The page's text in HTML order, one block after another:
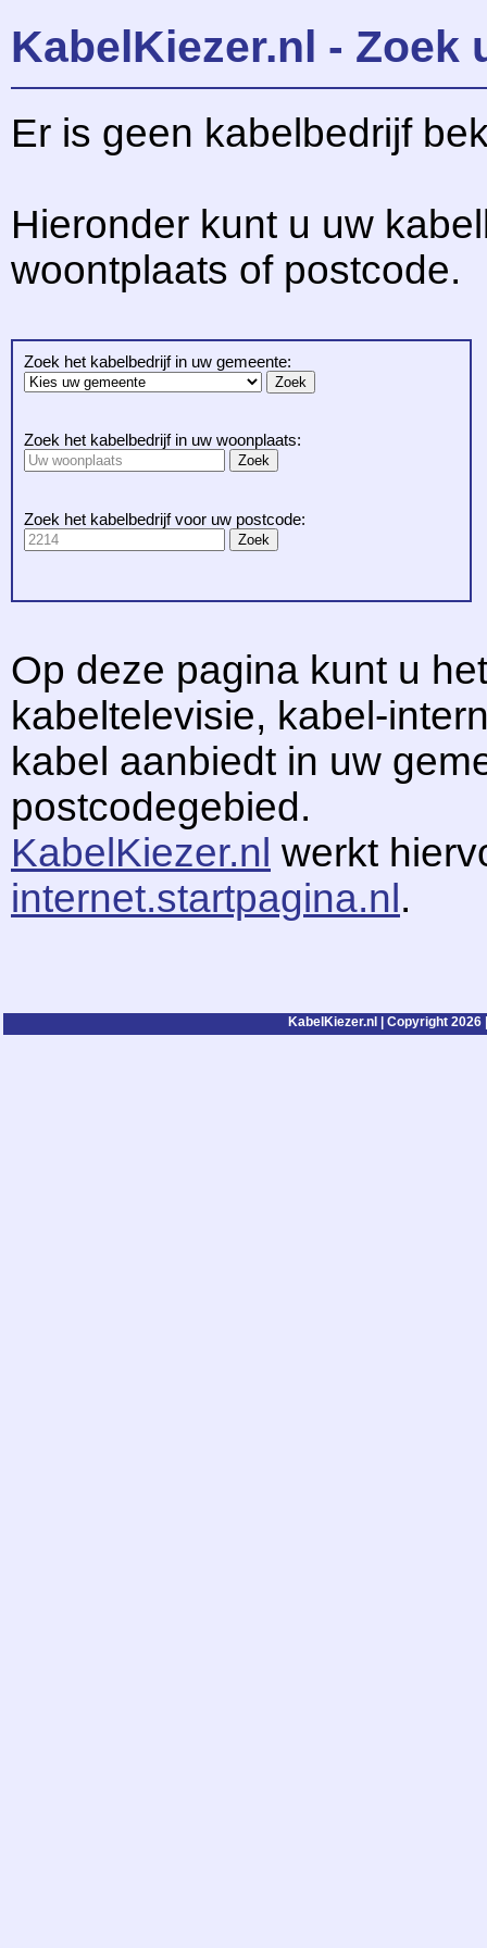
KabelKiezer.nl - Zoek
Er is geen kabelbedrijf
Hieronder kunt u uw
woontplaats of postcode.
Zoek het kabelbedrijf in uw gemeente:
Zoek het kabelbedrijf in uw woonplaats:
Zoek het kabelbedrijf voor uw postcode:
Op deze pagina kunt u
kabeltelevisie, kabel-
kabel aanbiedt in uw
postcodegebied.
KabelKiezer.nl werkt
internet.startpagina.nl.
KabelKiezer.nl | Copyright 2026